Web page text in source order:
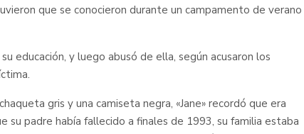
que se conocieron durante un campamento de verano
educación, y luego abusó de ella, según acusaron los
gris y una camiseta negra, «Jane» recordó que era
su padre había fallecido a finales de 1993, su familia estaba